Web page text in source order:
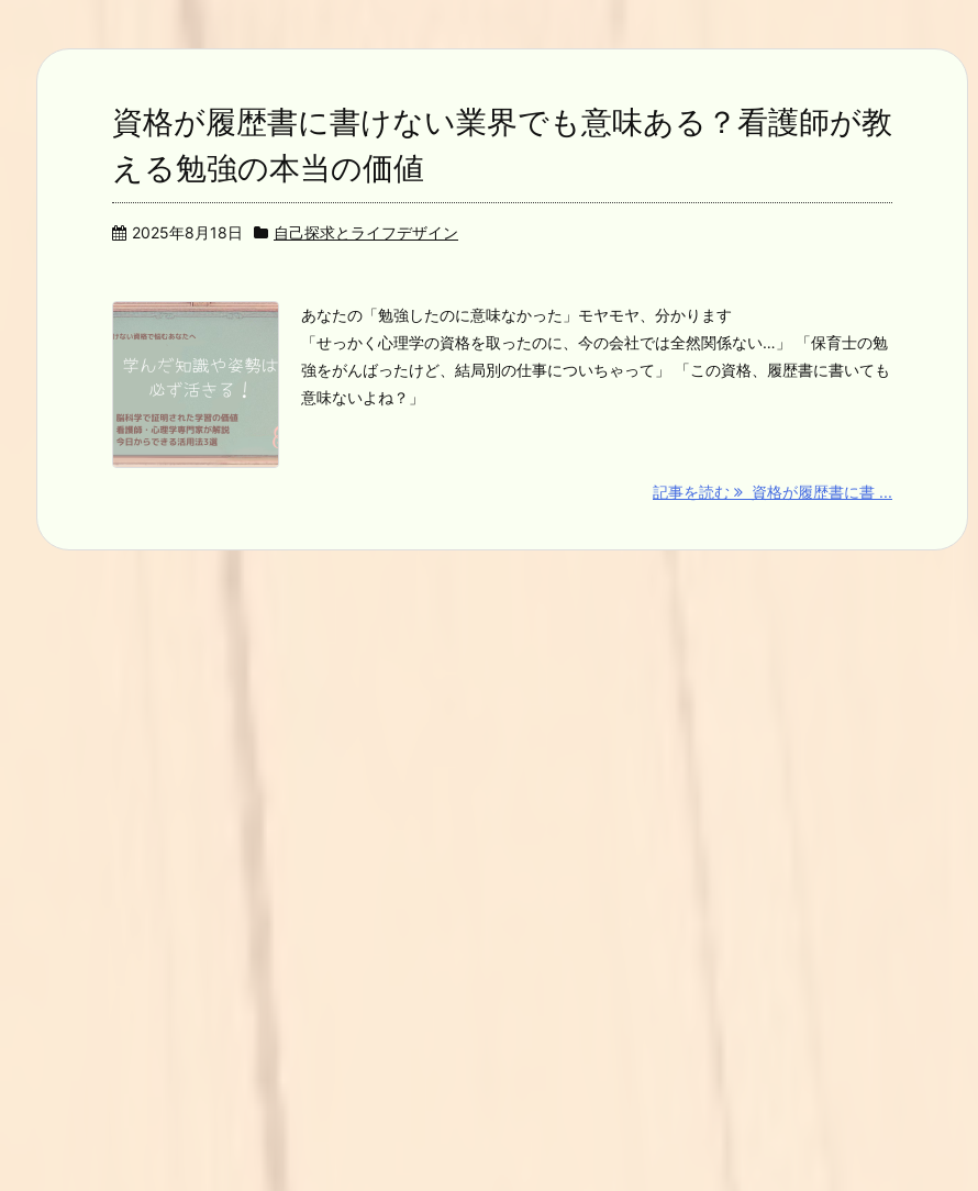
資格が履歴書に書けない業界でも意味ある？看護師が教
える勉強の本当の価値
2025年8月18日 自己探求とライフデザイン
あなたの「勉強したのに意味なかった」モヤモヤ、分かります
「せっかく心理学の資格を取ったのに、今の会社では全然関係ない…」 「保育士の勉
強をがんばったけど、結局別の仕事についちゃって」 「この資格、履歴書に書いても
意味ないよね？」
記事を読む 資格が履歴書に書 ...